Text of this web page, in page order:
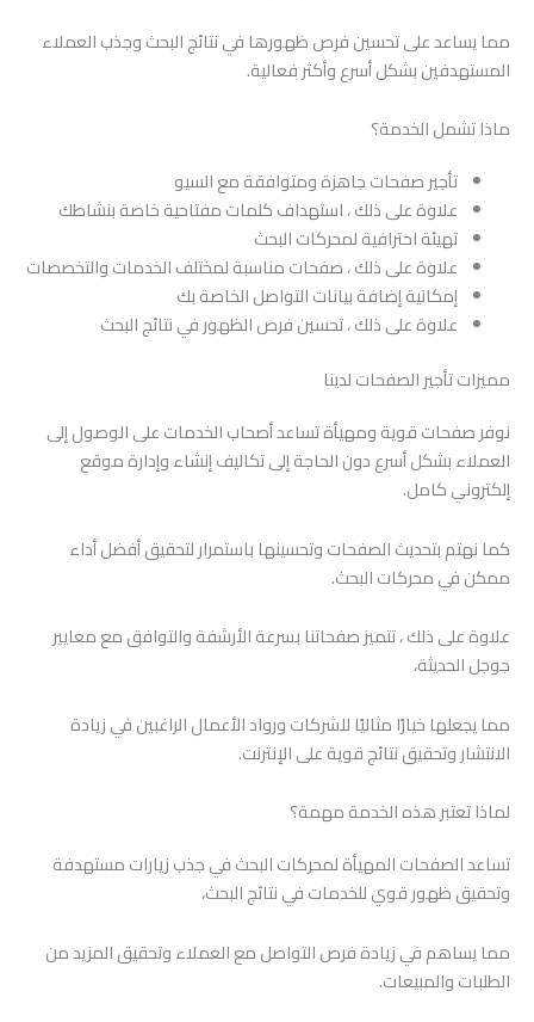
مما يساعد على تحسين فرص ظهورها في نتائج البحث وجذب العملاء
المستهدفين بشكل أسرع وأكثر فعالية.
ماذا تشمل الخدمة؟
تأجير صفحات جاهزة ومتوافقة مع السيو
علاوة على ذلك ، استهداف كلمات مفتاحية خاصة بنشاطك
تهيئة احترافية لمحركات البحث
علاوة على ذلك ، صفحات مناسبة لمختلف الخدمات والتخصصات
إمكانية إضافة بيانات التواصل الخاصة بك
علاوة على ذلك ، تحسين فرص الظهور في نتائج البحث
مميزات تأجير الصفحات لدينا
نوفر صفحات قوية ومهيأة تساعد أصحاب الخدمات على الوصول إلى
العملاء بشكل أسرع دون الحاجة إلى تكاليف إنشاء وإدارة موقع
إلكتروني كامل.
كما نهتم بتحديث الصفحات وتحسينها باستمرار لتحقيق أفضل أداء
ممكن في محركات البحث.
علاوة على ذلك ، تتميز صفحاتنا بسرعة الأرشفة والتوافق مع معايير
جوجل الحديثة،
مما يجعلها خيارًا مثاليًا للشركات ورواد الأعمال الراغبين في زيادة
الانتشار وتحقيق نتائج قوية على الإنترنت.
لماذا تعتبر هذه الخدمة مهمة؟
تساعد الصفحات المهيأة لمحركات البحث في جذب زيارات مستهدفة
وتحقيق ظهور قوي للخدمات في نتائج البحث،
مما يساهم في زيادة فرص التواصل مع العملاء وتحقيق المزيد من
الطلبات والمبيعات.